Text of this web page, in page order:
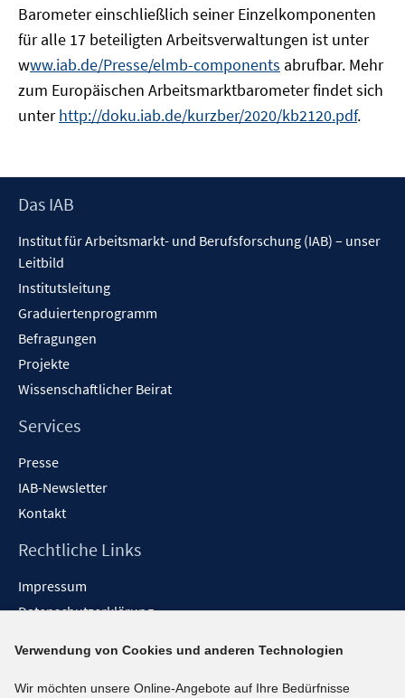
Barometer einschließlich seiner Einzelkomponenten
für alle 17 beteiligten Arbeitsverwaltungen ist unter
www.iab.de/Presse/elmb-components abrufbar. Mehr
zum Europäischen Arbeitsmarktbarometer findet sich
unterhttp://doku.iab.de/kurzber/2020/kb2120.pdf.
Footer
Das IAB
Institut für Arbeitsmarkt- und Berufsforschung (IAB) – unser
Leitbild
Institutsleitung
Graduiertenprogramm
Befragungen
Projekte
Wissenschaftlicher Beirat
Services
Presse
IAB-Newsletter
Kontakt
Rechtliche Links
Impressum
Datenschutzerklärung
Barrieren melden
Verwendung von Cookies und anderen Technologien
Wir möchten unsere Online-Angebote auf Ihre Bedürfnisse